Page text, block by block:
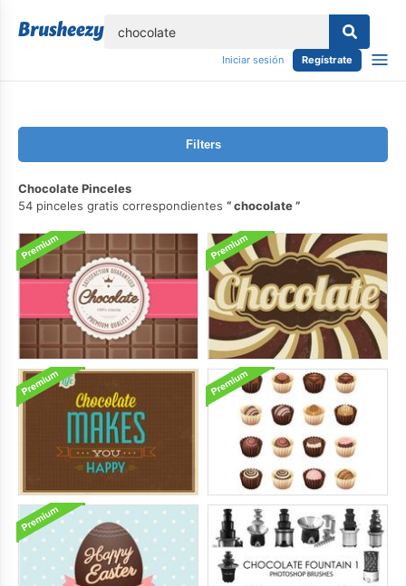
Iniciar sesión Regístrate
Filters
Chocolate Pinceles
54 pinceles gratis correspondientes
chocolate